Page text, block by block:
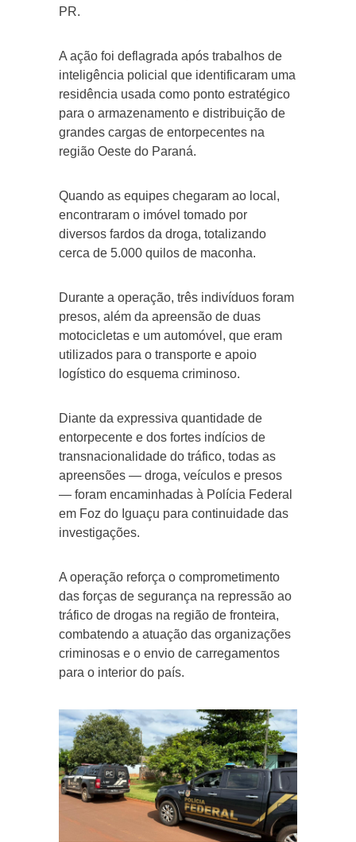
PR.
A ação foi deflagrada após trabalhos de
inteligência policial que identificaram uma
residência usada como ponto estratégico
para o armazenamento e distribuição de
grandes cargas de entorpecentes na
região Oeste do Paraná.
Quando as equipes chegaram ao local,
encontraram o imóvel tomado por
diversos fardos da droga, totalizando
cerca de 5.000 quilos de maconha.
Durante a operação, três indivíduos foram
presos, além da apreensão de duas
motocicletas e um automóvel, que eram
utilizados para o transporte e apoio
logístico do esquema criminoso.
Diante da expressiva quantidade de
entorpecente e dos fortes indícios de
transnacionalidade do tráfico, todas as
apreensões — droga, veículos e presos
— foram encaminhadas à Polícia Federal
em Foz do Iguaçu para continuidade das
investigações.
A operação reforça o comprometimento
das forças de segurança na repressão ao
tráfico de drogas na região de fronteira,
combatendo a atuação das organizações
criminosas e o envio de carregamentos
para o interior do país.